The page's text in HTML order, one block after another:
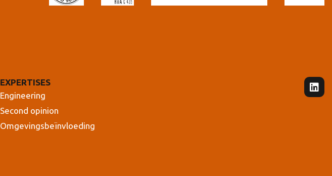
EXPERTISES
Engineering
Second opinion
Omgevingsbeïnvloeding